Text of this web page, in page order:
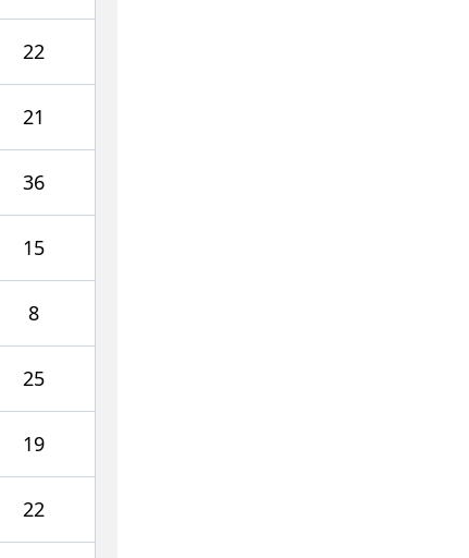
22
21
36
15
8
25
19
22